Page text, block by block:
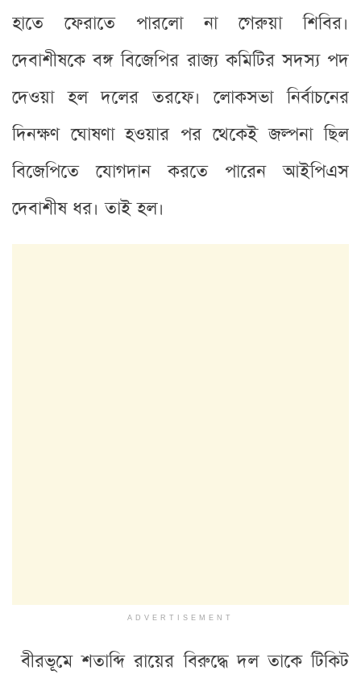
হাতে ফেরাতে পারলো না গেরুয়া শিবির।
দেবাশীষকে বঙ্গ বিজেপির রাজ্য কমিটির সদস্য পদ
দেওয়া হল দলের তরফে। লোকসভা নির্বাচনের
দিনক্ষণ ঘোষণা হওয়ার পর থেকেই জল্পনা ছিল
বিজেপিতে যোগদান করতে পারেন আইপিএস
দেবাশীষ ধর। তাই হল।
ADVERTISEMENT
বীরভূমে শতাব্দি রায়ের বিরুদ্ধে দল তাকে টিকিট